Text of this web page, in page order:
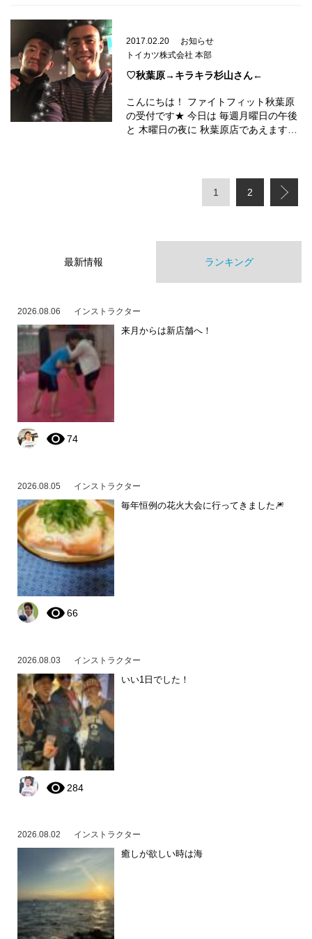
2017.02.20
お知らせ
トイカツ株式会社 本部
♡秋葉原→キラキラ杉山さん←
こんにちは！ ファイトフィット秋葉原
の受付です★ 今日は 毎週月曜日の午後
と 木曜日の夜に 秋葉原店であえます…
1 2
最新情報 ランキング
2026.08.06 インストラクター
来月からは新店舗へ！
74
2026.08.05 インストラクター
毎年恒例の花火大会に行ってきました🎆
66
2026.08.03 インストラクター
いい1日でした！
284
2026.08.02 インストラクター
癒しが欲しい時は海